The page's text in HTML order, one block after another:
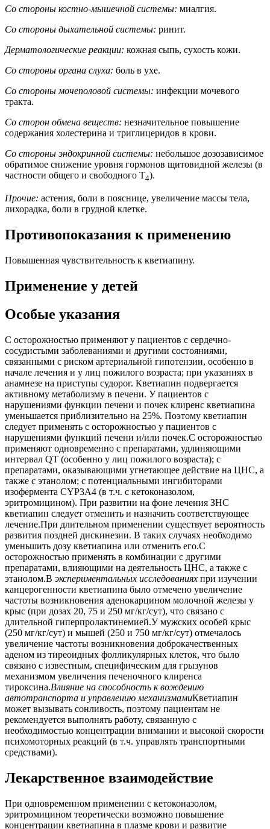
Со стороны костно-мышечной системы: миалгия.
Со стороны дыхательной системы: ринит.
Дерматологические реакции: кожная сыпь, сухость кожи.
Со стороны органа слуха: боль в ухе.
Со стороны мочеполовой системы: инфекции мочевого
тракта.
Со сторон обмена веществ: незначительное повышение
содержания холестерина и триглицеридов в крови.
Со стороны эндокринной системы: небольшое дозозависимое
обратимое снижение уровня гормонов щитовидной железы (в
частности общего и свободного Т4).
Прочие: астения, боли в пояснице, увеличение массы тела,
лихорадка, боли в грудной клетке.
Противопоказания к применению
Повышенная чувствительность к кветиапину.
Применение у детей
Особые указания
С осторожностью применяют у пациентов с сердечно-
сосудистыми заболеваниями и другими состояниями,
связанными с риском артериальной гипотензии, особенно в
начале лечения и у лиц пожилого возраста; при указаниях в
анамнезе на приступы судорог. Кветиапин подвергается
активному метаболизму в печени. У пациентов с
нарушениями функции печени и почек клиренс кветиапина
уменьшается приблизительно на 25%. Поэтому кветиапин
следует применять с осторожностью у пациентов с
нарушениями функций печени и/или почек.С осторожностью
применяют одновременно с препаратами, удлиняющими
интервал QT (особенно у лиц пожилого возраста); с
препаратами, оказывающими угнетающее действие на ЦНС, а
также с этанолом; с потенциальными ингибиторами
изофермента CYP3A4 (в т.ч. с кетоконазолом,
эритромицином). При развитии на фоне лечения ЗНС
кветиапин следует отменить и назначить соответствующее
лечение.При длительном применении существует вероятность
развития поздней дискинезии. В таких случаях необходимо
уменьшить дозу кветиапина или отменить его.С
осторожностью применять в комбинации с другими
препаратами, влияющими на деятельность ЦНС, а также с
этанолом.В экспериментальных исследованиях при изучении
канцерогенности кветиапина было отмечено увеличение
частоты возникновения аденокарцином молочной железы у
крыс (при дозах 20, 75 и 250 мг/кг/сут), что связано с
длительной гиперпролактинемией.У мужских особей крыс
(250 мг/кг/сут) и мышей (250 и 750 мг/кг/сут) отмечалось
увеличение частоты возникновения доброкачественных
аденом из тиреоидных фолликулярных клеток, что было
связано с известным, специфическим для грызунов
механизмом увеличения печеночного клиренса
тироксина.Влияние на способность к вождению
автотранспорта и управлению механизмамиКветиапин
может вызывать сонливость, поэтому пациентам не
рекомендуется выполнять работу, связанную с
необходимостью концентрации внимании и высокой скорости
психомоторных реакций (в т.ч. управлять транспортными
средствами).
Лекарственное взаимодействие
При одновременном применении с кетоконазолом,
эритромицином теоретически возможно повышение
концентрации кветиапина в плазме крови и развитие